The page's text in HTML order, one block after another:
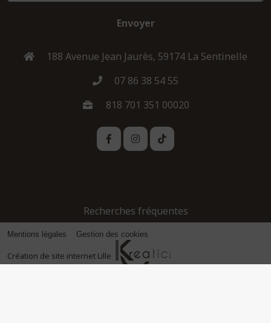
Envoyer
188 Avenue Jean Jaurès, 59174 La Sentinelle
07 86 38 54 55
818 701 351 00020
Recherches fréquentes
Mentions légales Gestion des cookies
Création de site internet Lille